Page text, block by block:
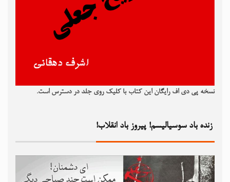
نسخه پی دی اف رایگان این کتاب با کلیک روی جلد در دسترس است.
زنده باد سوسیالیسم! پیروز باد انقلاب!